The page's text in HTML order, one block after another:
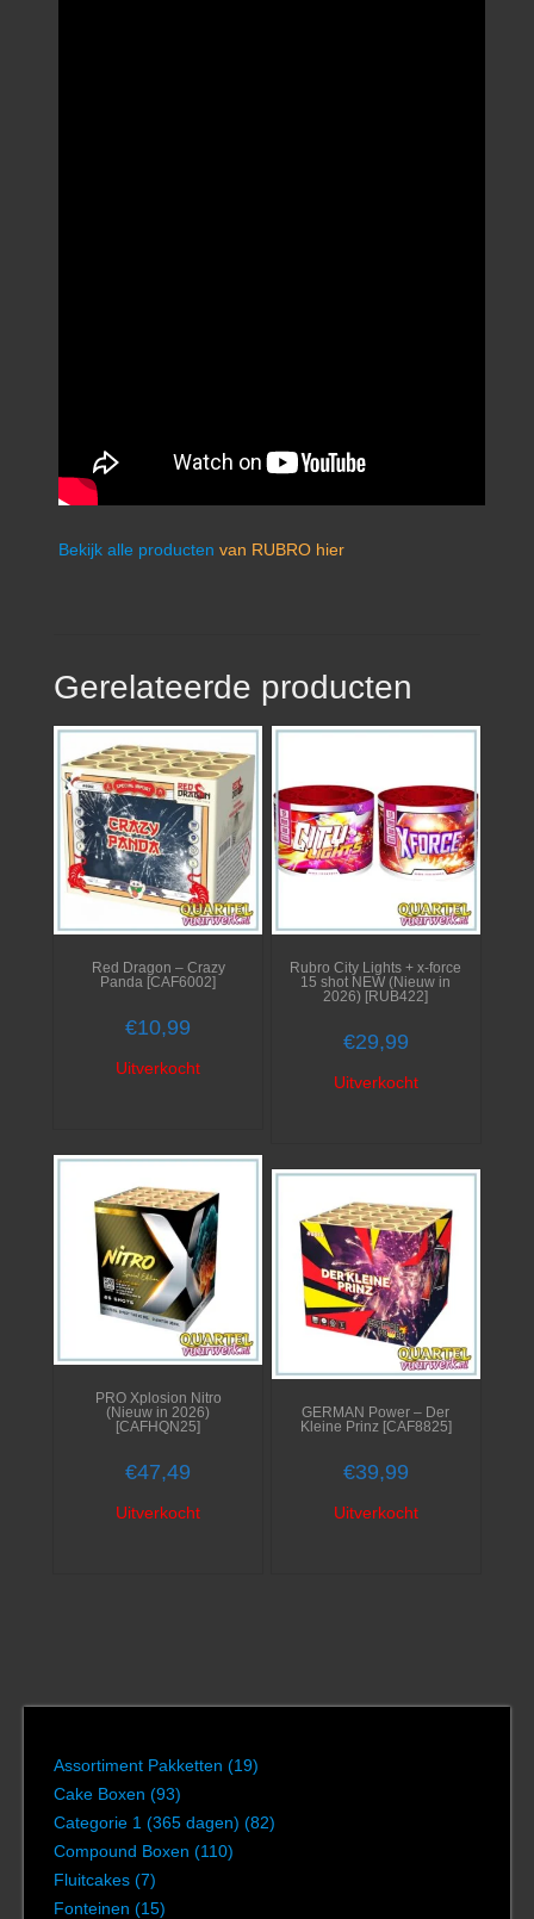
Bekijk alle producten van RUBRO hier
Gerelateerde producten
Red Dragon – Crazy
Panda [CAF6002]
€10,99
Uitverkocht
Rubro City Lights + x-force
15 shot NEW (Nieuw in
2026) [RUB422]
€29,99
Uitverkocht
PRO Xplosion Nitro
(Nieuw in 2026)
[CAFHQN25]
€47,49
Uitverkocht
GERMAN Power – Der
Kleine Prinz [CAF8825]
€39,99
Uitverkocht
Assortiment Pakketten (19)
Cake Boxen (93)
Categorie 1 (365 dagen) (82)
Compound Boxen (110)
Fluitcakes (7)
Fonteinen (15)